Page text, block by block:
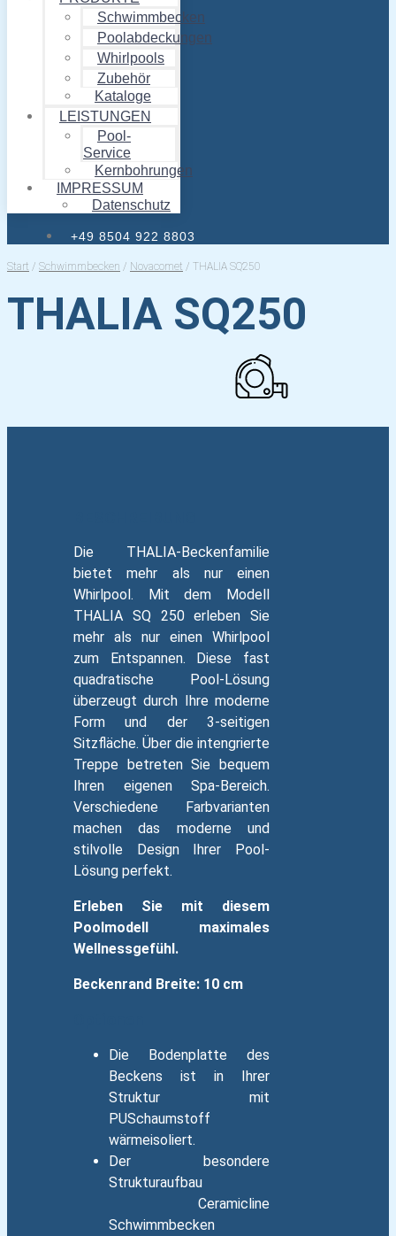
Schwimmbecken
Poolabdeckungen
Whirlpools
Zubehör
Kataloge
LEISTUNGEN
Pool-
Service
Kernbohrungen
IMPRESSUM
Datenschutz
+49 8504 922 8803
Start / Schwimmbecken / Novacomet / THALIA SQ250
THALIA SQ250
Die THALIA-Beckenfamilie
bietet mehr als nur einen
Whirlpool. Mit dem Modell
THALIA SQ 250 erleben Sie
mehr als nur einen Whirlpool
zum Entspannen. Diese fast
quadratische Pool-Lösung
überzeugt durch Ihre moderne
Form und der 3-seitigen
Sitzfläche. Über die intengrierte
Treppe betreten Sie bequem
Ihren eigenen Spa-Bereich.
Verschiedene Farbvarianten
machen das moderne und
stilvolle Design Ihrer Pool-
Lösung perfekt.
Erleben Sie mit diesem
Poolmodell maximales
Wellnessgefühl.
Beckenrand Breite: 10 cm
Die Bodenplatte des
Beckens ist in Ihrer
Struktur mit
PUSchaumstoff
wärmeisoliert.
Der besondere
Strukturaufbau
Ceramicline
Schwimmbecken